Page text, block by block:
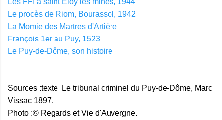
Le procès de Riom, Bourassol, 1942
La Momie des Martres d'Artière
François 1er au Puy, 1523
Le Puy-de-Dôme, son histoire
Sources :texte Le tribunal criminel du Puy-de-Dôme, Marc
Vissac 1897.
Photo :© Regards et Vie d'Auvergne.